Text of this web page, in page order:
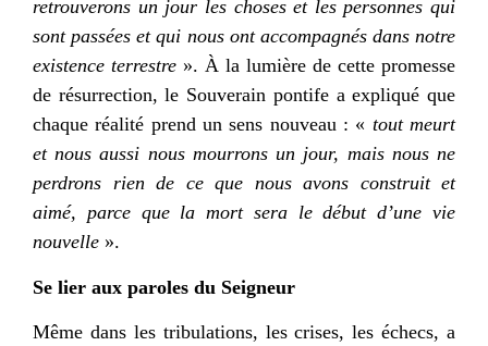
retrouverons un jour les choses et les personnes qui
sont passées et qui nous ont accompagnés dans notre
existence terrestre ». À la lumière de cette promesse
de résurrection, le Souverain pontife a expliqué que
chaque réalité prend un sens nouveau : « tout meurt
et nous aussi nous mourrons un jour, mais nous ne
perdrons rien de ce que nous avons construit et
aimé, parce que la mort sera le début d’une vie
nouvelle ».
Se lier aux paroles du Seigneur
Même dans les tribulations, les crises, les échecs, a